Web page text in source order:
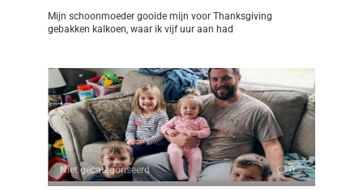
Mijn schoonmoeder gooide mijn voor Thanksgiving
gebakken kalkoen, waar ik vijf uur aan had
Niet gecategoriseerd 0